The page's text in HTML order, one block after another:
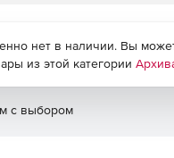
нет в наличии. Вы
из этой категории
с выбором